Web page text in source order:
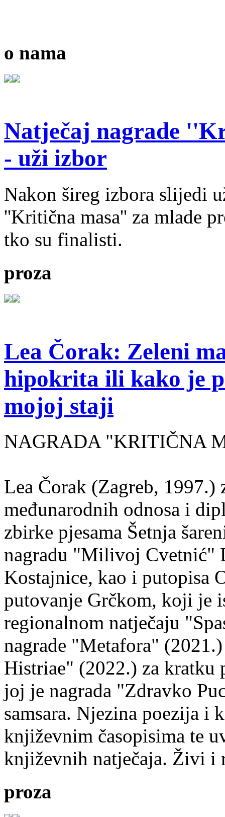
o nama
Natječaj nagrade
- uži izbor
Nakon šireg izbora slijedi
''Kritična masa'' za mlade
tko su finalisti.
proza
Lea Čorak: Zeleni
hipokrita ili kako je
mojoj staji
NAGRADA "KRITIČNA
Lea Čorak (Zagreb,
međunarodnih odnosa i
zbirke pjesama Šetnja
nagradu "Milivoj Cvetnić"
Kostajnice, kao i putopisa
putovanje Grčkom, koji je
regionalnom natječaju
nagrade "Metafora"
Histriae" (2022.) za kratku
joj je nagrada "Zdravko
samsara. Njezina poezija i
književnim časopisima te
književnih natječaja. Živi i
proza